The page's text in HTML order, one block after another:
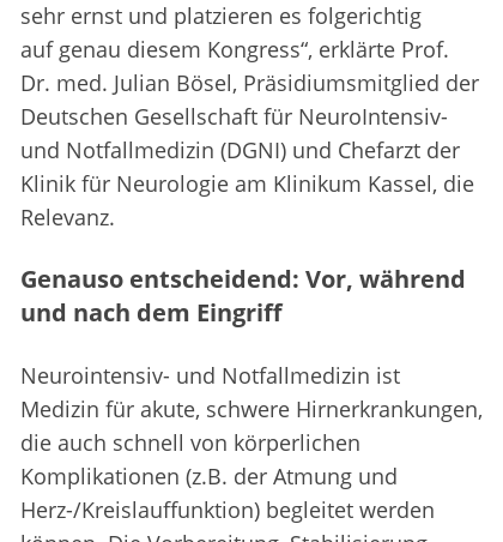
sehr ernst und platzieren es folgerichtig
auf genau diesem Kongress“, erklärte Prof.
Dr. med. Julian Bösel, Präsidiumsmitglied der
Deutschen Gesellschaft für NeuroIntensiv-
und Notfallmedizin (DGNI) und Chefarzt der
Klinik für Neurologie am Klinikum Kassel, die
Relevanz.
Genauso entscheidend: Vor, während
und nach dem Eingriff
Neurointensiv- und Notfallmedizin ist
Medizin für akute, schwere Hirnerkrankungen,
die auch schnell von körperlichen
Komplikationen (z.B. der Atmung und
Herz-/Kreislauffunktion) begleitet werden